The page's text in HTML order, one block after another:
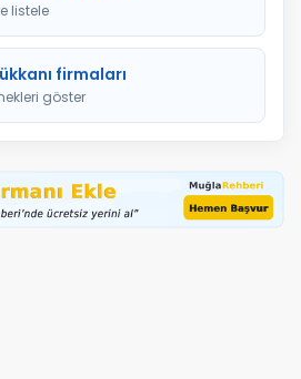
listele
firmaları
göster